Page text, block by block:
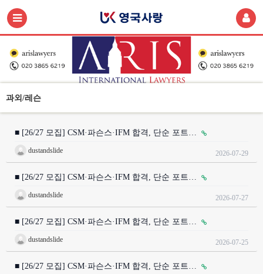
과외/레슨
■ [26/27 모집] CSM·파슨스·IFM 합격, 단순 포트…
dustandslide 2026-07-29
■ [26/27 모집] CSM·파슨스·IFM 합격, 단순 포트…
dustandslide 2026-07-27
■ [26/27 모집] CSM·파슨스·IFM 합격, 단순 포트…
dustandslide 2026-07-25
■ [26/27 모집] CSM·파슨스·IFM 합격, 단순 포트…